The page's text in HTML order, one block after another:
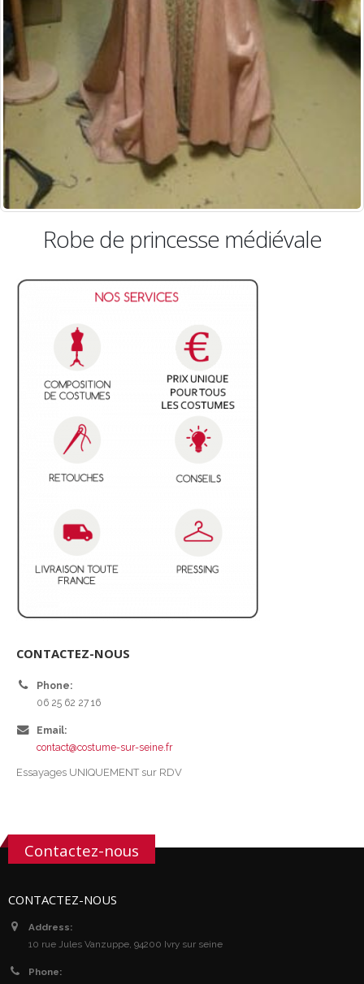
princesse médiévale
CONTACTEZ-NOUS
Phone:
06 25 62 27 16
Email:
contact@costume-sur-seine.fr
Essayages UNIQUEMENT sur RDV
Contactez-nous
CONTACTEZ-NOUS
Address:
10 rue Jules Vanzuppe, 94200 Ivry sur seine
Phone: